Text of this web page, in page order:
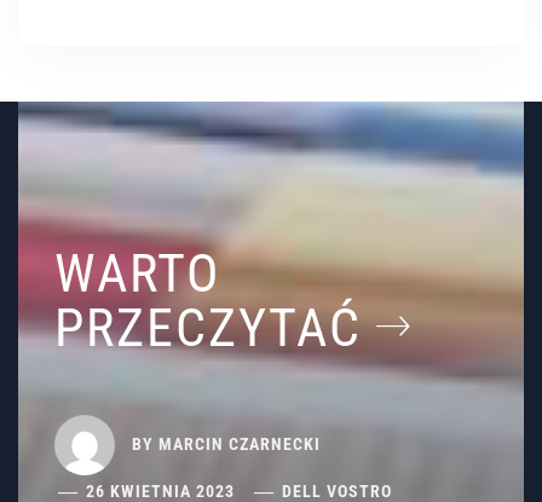
WARTO
PRZECZYTAĆ
BY MARCIN CZARNECKI
26 KWIETNIA 2023 DELL VOSTRO